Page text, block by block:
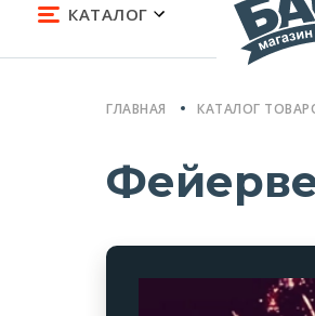
КАТАЛОГ
ГЛАВНАЯ КАТАЛОГ